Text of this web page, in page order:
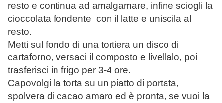
resto e continua ad amalgamare, infine sciogli la
cioccolata fondente con il latte e uniscila al
resto.
Metti sul fondo di una tortiera un disco di
cartaforno, versaci il composto e livellalo, poi
trasferisci in frigo per 3-4 ore.
Capovolgi la torta su un piatto di portata,
spolvera di cacao amaro ed è pronta, se vuoi la